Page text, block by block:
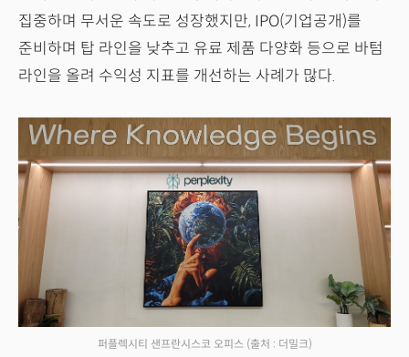
집중하며 무서운 속도로 성장했지만, IPO(기업공개)를
준비하며 탑 라인을 낮추고 유료 제품 다양화 등으로 바텀
라인을 올려 수익성 지표를 개선하는 사례가 많다.
퍼플렉시티 샌프란시스코 오피스 (출처 : 더밀크)